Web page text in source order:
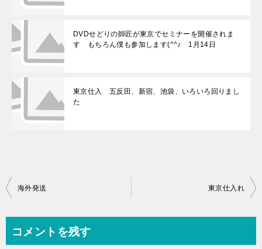
DVDせどりの師匠が東京でセミナーを開催されま
す もちろん僕も参加します(^^♪ 1月14日
東京仕入 五反田、新宿、池袋、いろいろ回りまし
た
投
ビ
海外発送 東京仕入れ
コメントを残す